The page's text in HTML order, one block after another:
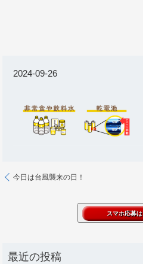
2024-09-26
今日は台風襲来の日！
最近の投稿